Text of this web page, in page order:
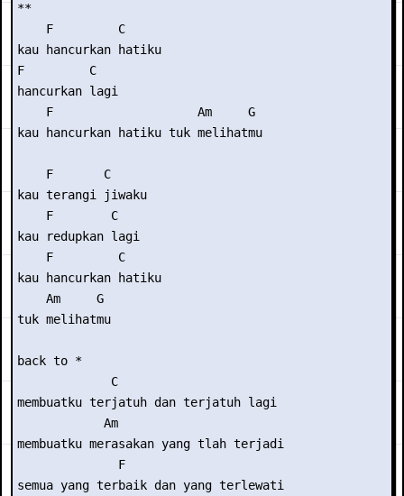
**
    F         C
kau hancurkan hatiku
F         C
hancurkan lagi
    F                    Am     G
kau hancurkan hatiku tuk melihatmu
    F       C
kau terangi jiwaku
    F        C
kau redupkan lagi
    F         C
kau hancurkan hatiku
    Am     G
tuk melihatmu
back to *
             C
membuatku terjatuh dan terjatuh lagi
            Am
membuatku merasakan yang tlah terjadi
              F
semua yang terbaik dan yang terlewati